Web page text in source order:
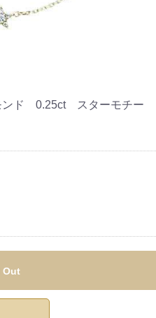
ンド 0.25ct スターモチー
Out